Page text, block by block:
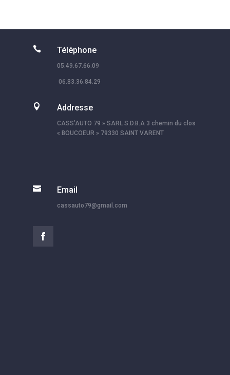
 Téléphone
05.49.67.66.09
06.83.36.84.29
 Addresse
CASS’AUTO 79 » SARL S.D.B.A 3 chemin du clos
« BOUCOEUR » 79330 SAINT VARENT
 Email
cassauto79@gmail.com